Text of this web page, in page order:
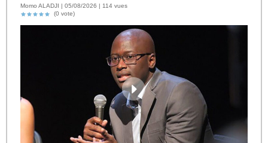
Momo ALADJI | 05/08/2026 | 114 vues
(0 vote)